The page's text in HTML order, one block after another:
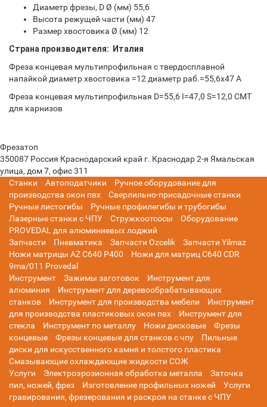
Диаметр фрезы, D Ø (мм) 55,6
Высота режущей части (мм) 47
Размер хвостовика Ø (мм) 12
Страна производителя: Италия
Фреза концевая мультипрофильная с твердосплавной
напайкой диаметр хвостовика =12 диаметр раб.=55,6x47 A
Фреза концевая мультипрофильная D=55,6 I=47,0 S=12,0 СМТ
для карнизов
Фрезатоп
350087 Россия Краснодарский край г. Краснодар2-я Ямальская
улица, дом 7, офис 311
Станки
Автоподатчики
Ручное оборудование для
производства окон пвх
Сверлильно-присадочные станки
Ручные листогибы
Ручные профилегибы и трубогибы
Лазерные станки с ЧПУ
Стружкоотсосы
Оборудование
PROVEDAL для алюминиевых лоджий
Запчасти
Пневматика Запчасти Ozcelik
Запчасти Yilmaz
Ножи матрицы AZ C640 P400
Ножи для матриц C640 CDR
9ma/011 Provedal
Инструмент
Зажимы заготовок
Инструмент для
алюминия
Инструмент для деревообрабатывающих
станков
Инструмент для производства мебели
Инструмент
для производства пластиковых окон пвх
Инструмент для
стекла
Инструмент по металлу Ножи дисковые
Фрезы
концевые
Фрезы концевые для станков с чпу
Пильные
диски для искусственного камня и толстого пластика
Смазывающие охлаждающие жидкости СОЖ
Услуги
Электроэрозионная обработка металла
Заточка
пил, ножей, фрез
Изготовление профильных ножей
Услуги
гравирования, фрезерования и раскроя на станке с ЧПУ